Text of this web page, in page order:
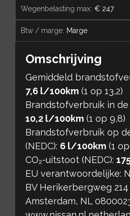
wegenbelasting max: € 247
btw / marge: Marge
Omschrijving
Gemiddeld
7,6 l/100km (1 op 13,2)
Brandstofverbruik in de
10,2 l/100km (1 op 9,8)
Brandstofverbruik op
(NEDC): 6 l/100km (1
CO₂-uitstoot (NEDC):
EU verantwoordelijke:
BV Herikerbergweg 214
Amsterdam, NL